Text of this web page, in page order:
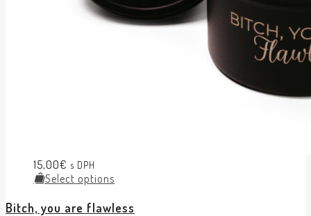
15,00€ s DPH
Select options
Bitch, you are flawless